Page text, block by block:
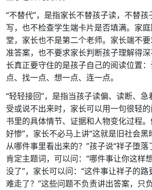
“不替代”，是指家长不替孩子读，不替
写，也不检查学生端卡片是否填满。家
堂，家长也不是第二个老师。家长端不
准答案，也不要求家长判断孩子理解得
长真正要守住的是孩子自己的阅读位置
点、找一点、想一点、连一点。
“轻轻接回”，是指当孩子读偏、读断、
受或说不出来时，家长可以用一句很轻
书里的具体情节、证据和人物变化过程
好惨”，家长不必马上讲“这就是旧社会黑
从哪件事里看出来的？”孩子说“祥子堕落
肯定主题词，可以问：“哪件事让你这样
没了”，家长可以问：“这件事让祥子的
难走了？”这些问题不负责讲出答案，只